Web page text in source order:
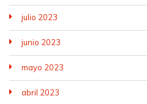
julio 2023
junio 2023
mayo 2023
abril 2023